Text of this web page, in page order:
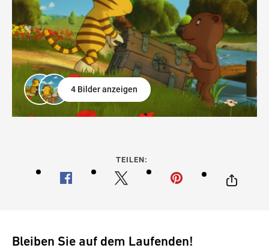
4 Bilder anzeigen
TEILEN:
Bleiben Sie auf dem Laufenden!